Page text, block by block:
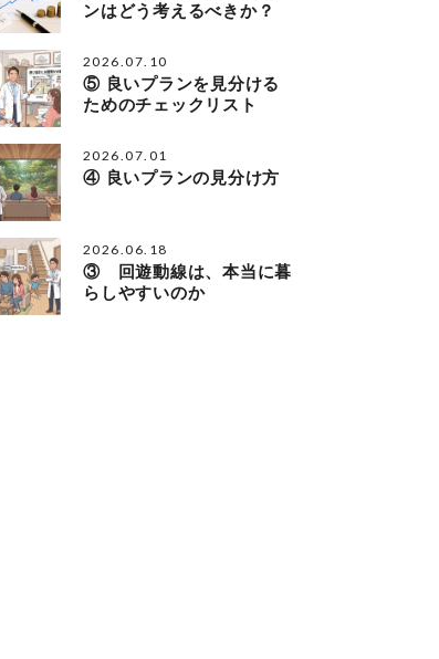
ンはどう考えるべきか？
2026.07.10
⑤ 良いプランを見分ける
ためのチェックリスト
2026.07.01
④ 良いプランの見分け方
2026.06.18
③ 回遊動線は、本当に暮
らしやすいのか